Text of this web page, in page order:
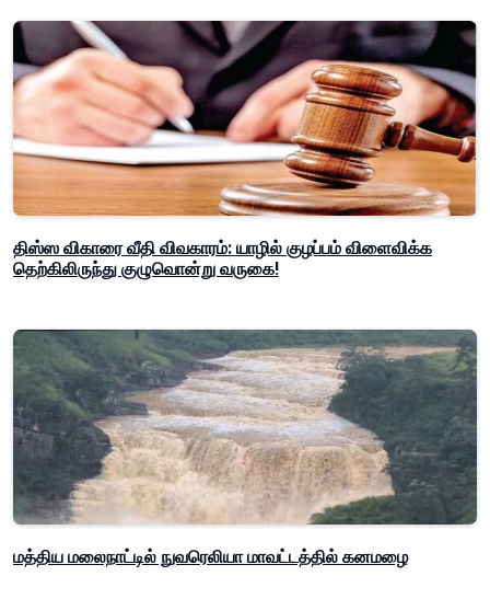
திஸ்ஸ விகாரை வீதி விவகாரம்: யாழில் குழப்பம் விளைவிக்க
தெற்கிலிருந்து குழுவொன்று வருகை!
மத்திய மலைநாட்டில் நுவரெலியா மாவட்டத்தில் கனமழை